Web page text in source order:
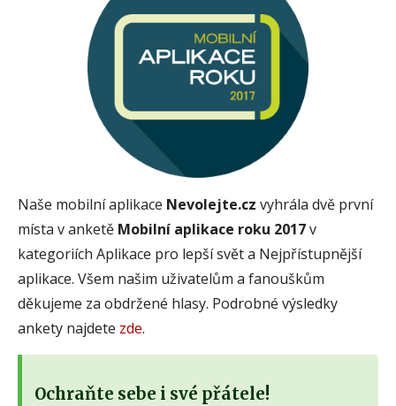
Naše mobilní aplikace Nevolejte.cz vyhrála dvě první
místa v anketě Mobilní aplikace roku 2017v
kategoriích Aplikace pro lepší svět a Nejpřístupnější
aplikace. Všem našim uživatelům a fanouškům
děkujeme za obdržené hlasy. Podrobné výsledky
ankety najdete zde.
Ochraňte sebe i své přátele!